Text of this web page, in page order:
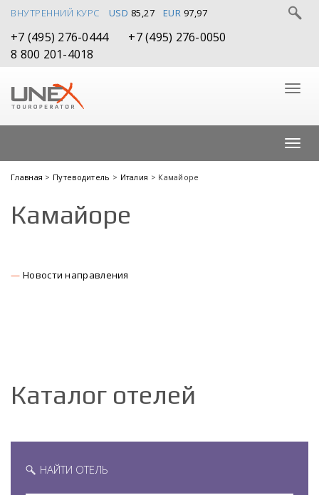
ВНУТРЕННИЙ КУРС USD 85,27 EUR 97,97
+7 (495) 276-0444
+7 (495) 276-0050
8 800 201-4018
Главная > Путеводитель > Италия > Камайоре
Камайоре
Новости направления
Каталог отелей
НАЙТИ ОТЕЛЬ